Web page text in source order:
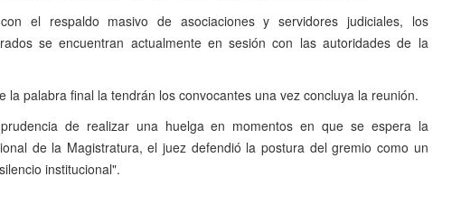
el respaldo masivo de asociaciones y servidores judiciales, los
se encuentran actualmente en sesión con las autoridades de la
la palabra final la tendrán los convocantes una vez concluya la reunión.
de realizar una huelga en momentos en que se espera la
de la Magistratura, el juez defendió la postura del gremio como un
institucional".